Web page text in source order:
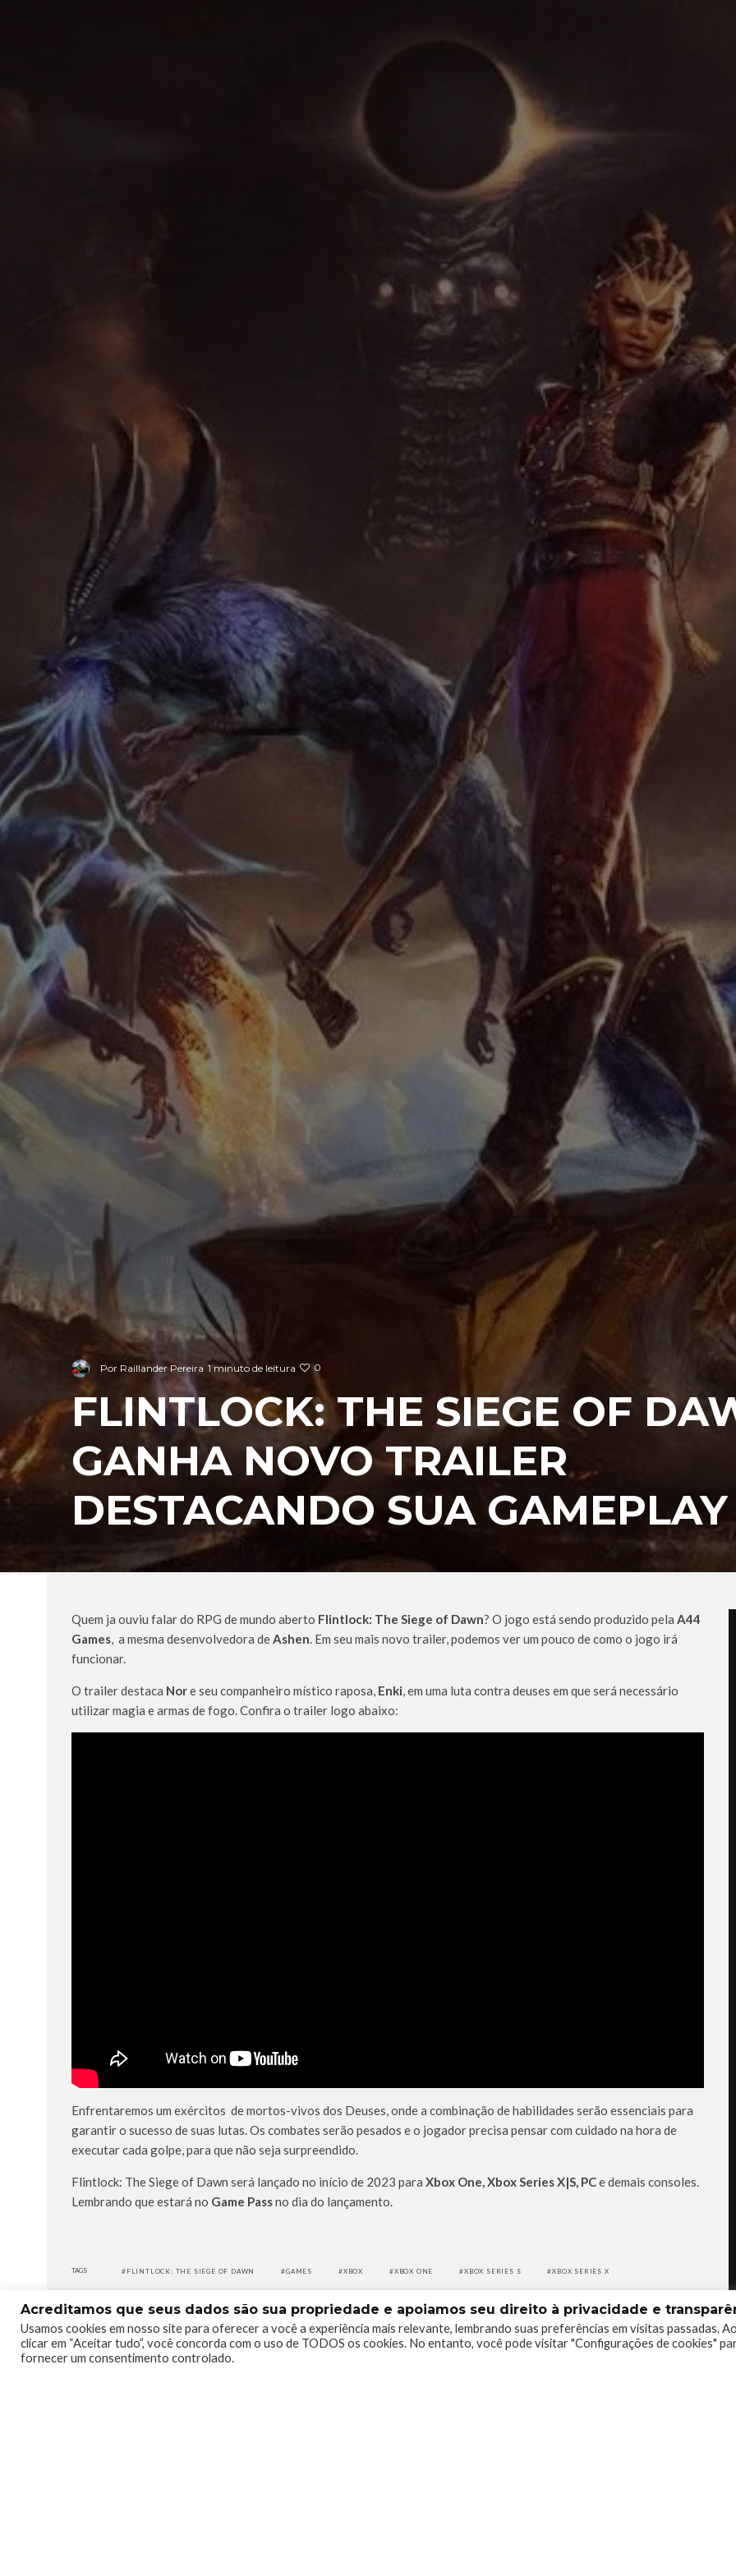
Por Raillander Pereira 1 minuto de leitura 0
FLINTLOCK: THE SIEGE OF
GANHA NOVO TRAILER
DESTACANDO SUA GAMEPLAY
Quem ja ouviu falar do RPG de mundo aberto Flintlock: The Siege of Dawn? O jogo está sendo produzido pela A44
Games, a mesma desenvolvedora deAshen. Em seu mais novo trailer, podemos ver um pouco de como o jogo irá
funcionar.
O trailer destaca Nore seu companheiro místico raposa, Enki, em uma luta contra deuses em que será necessário
utilizar magia e armas de fogo. Confira o trailer logo abaixo:
Enfrentaremos um exércitos de mortos-vivos dos Deuses, onde a combinação de habilidades serão essenciais para
garantir o sucesso de suas lutas. Os combates serão pesados e o jogador precisa pensar com cuidado na hora de
executar cada golpe, para que não seja surpreendido.
Flintlock: The Siege of Dawn será lançado no início de 2023 para Xbox One, Xbox Series X|S, PCe demais consoles.
Lembrando que estará no Game Passno dia do lançamento.
TAGS FLINTLOCK: THE SIEGE OF DAWN GAMES XBOX XBOX ONE XBOX SERIES S XBOX SERIES X
Acreditamos que seus dados são sua propriedade e apoiamos seu direito à privacidade e
Usamos cookies em nosso site para oferecer a você a experiência mais relevante, lembrando suas preferências em visitas passadas.
clicar em “Aceitar tudo”, você concorda com o uso de TODOS os cookies. No entanto, você pode visitar "Configurações de cookies"
fornecer um consentimento controlado.